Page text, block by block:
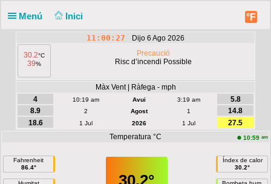
Menú Inici °F
11:00:28
Dijo 6 Ago 2026
30.2°C
39%
Precaució
Risc d’incendi Possible
Màx Vent | Ràfega - mph
4
10:19 am Avui 3:19 am
5.8
8.9
2 Agost 1
14.8
18.6
1 Jul 2026 1 Jul
27.5
Temperatura °C
10:59 am
Fahrenheit
86.4°
30.2°
Índex de calor
30.2°
30.2°C